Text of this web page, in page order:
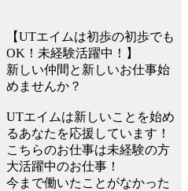
【UTエイムは初歩の初歩でも
OK！未経験活躍中！】
新しい仲間と新しいお仕事始
めませんか？
UTエイムは新しいことを始め
るあなたを応援しています！
こちらのお仕事は未経験の方
大活躍中のお仕事！
今まで働いたことがなかった